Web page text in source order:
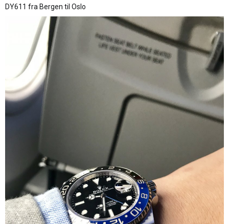
DY611 fra Bergen til Oslo